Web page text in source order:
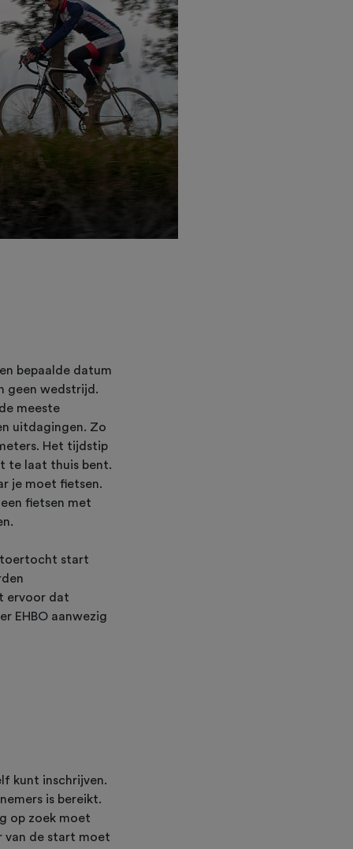
bepaalde datum
geen wedstrijd.
meeste
uitdagingen. Zo
Het tijdstip
te laat thuis bent.
je moet fietsen.
fietsen met
toertocht start
ervoor dat
EHBO aanwezig
kunt inschrijven.
is bereikt.
op zoek moet
van de start moet